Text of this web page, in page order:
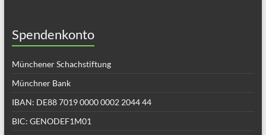
Spendenkonto
Münchener Schachstiftung
Münchner Bank
IBAN: DE88 7019 0000 0002 2044 44
BIC: GENODEF1M01